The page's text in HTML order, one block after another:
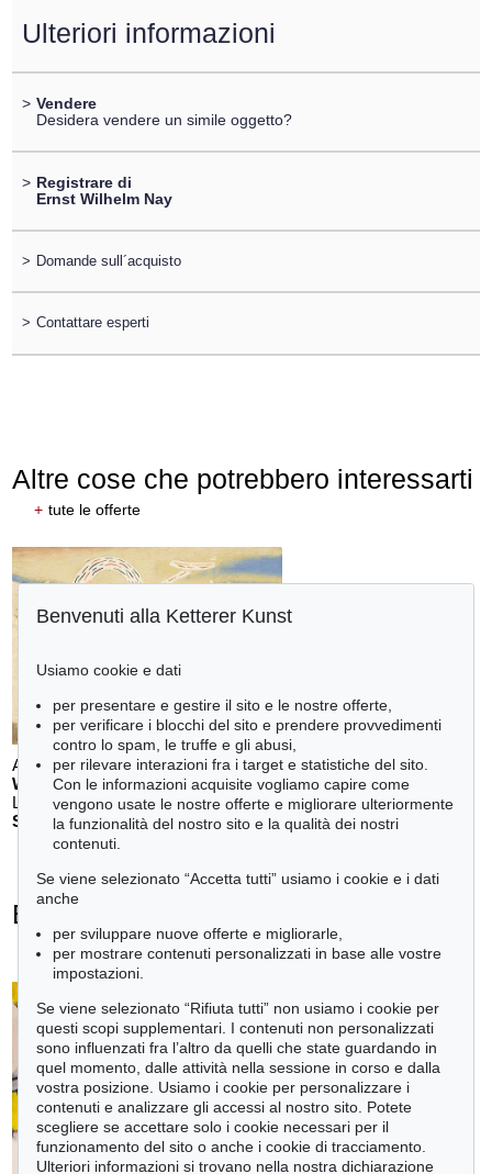
Ulteriori informazioni
> Vendere
Desidera vendere un simile oggetto?
> Registrare di
Ernst Wilhelm Nay
> Domande sull´acquisto
> Contattare esperti
Altre cose che potrebbero interessarti
+ tute le offerte
Auction 611 - Lot 123000200
WILLI BAUMEISTER
Landschaft mit rotem Bogen (Sommerfest) , 1948
Stima:€ 70,000
Auction 611 - Lot 125001019
E. SCHUMACHER
Bleibild B-3/1970, 1970
Stima:€ 60,000
Ernst Wilhelm Nay - Ogetti venduti
tute le offerte
Benvenuti alla Ketterer Kunst
Usiamo cookie e dati
per presentare e gestire il sito e le nostre offerte,
per verificare i blocchi del sito e prendere provvedimenti
contro lo spam, le truffe e gli abusi,
per rilevare interazioni fra i target e statistiche del sito.
Con le informazioni acquisite vogliamo capire come
vengono usate le nostre offerte e migliorare ulteriormente
la funzionalità del nostro sito e la qualità dei nostri
contenuti.
Se viene selezionato “Accetta tutti” usiamo i cookie e i dati
anche
per sviluppare nuove offerte e migliorarle,
per mostrare contenuti personalizzati in base alle vostre
impostazioni.
Se viene selezionato “Rifiuta tutti” non usiamo i cookie per
questi scopi supplementari. I contenuti non personalizzati
sono influenzati fra l’altro da quelli che state guardando in
quel momento, dalle attività nella sessione in corso e dalla
vostra posizione. Usiamo i cookie per personalizzare i
contenuti e analizzare gli accessi al nostro sito. Potete
scegliere se accettare solo i cookie necessari per il
funzionamento del sito o anche i cookie di tracciamento.
Ulteriori informazioni si trovano nella nostra dichiarazione